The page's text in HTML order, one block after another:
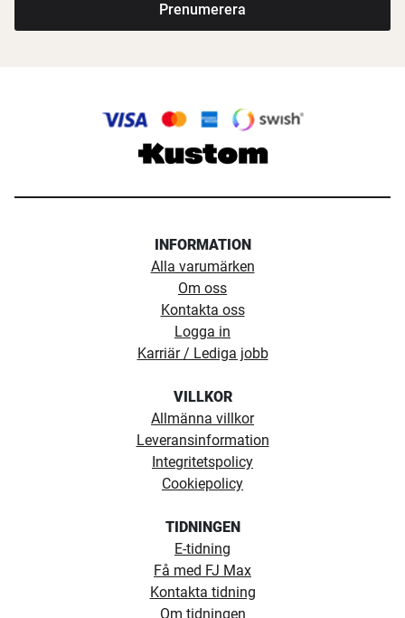
Prenumerera
INFORMATION
Alla varumärken
Om oss
Kontakta oss
Logga in
Karriär / Lediga jobb
VILLKOR
Allmänna villkor
Leveransinformation
Integritetspolicy
Cookiepolicy
TIDNINGEN
E-tidning
Få med FJ Max
Kontakta tidning
Om tidningen